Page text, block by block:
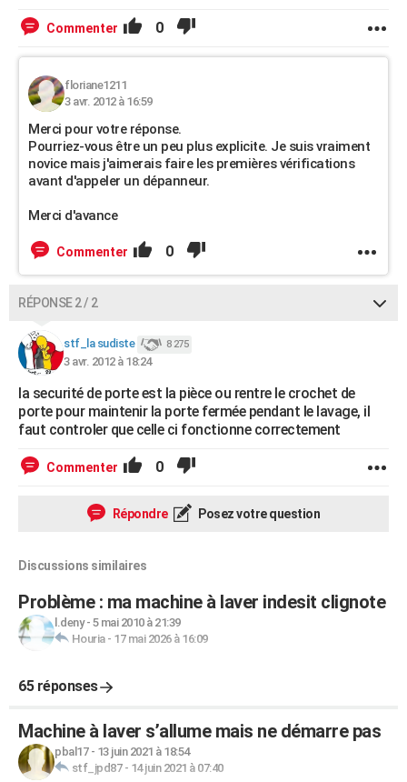
Commenter 0
floriane1211
3 avr. 2012 à 16:59
Merci pour votre réponse.
Pourriez-vous être un peu plus explicite. Je suis vraiment
novice mais j'aimerais faire les premières vérifications
avant d'appeler un dépanneur.
Merci d'avance
Commenter 0
RÉPONSE 2 / 2
stf_la sudiste 8 275
3 avr. 2012 à 18:24
la securité de porte est la pièce ou rentre le crochet de
porte pour maintenir la porte fermée pendant le lavage, il
faut controler que celle ci fonctionne correctement
Commenter 0
Répondre Posez votre question
Discussions similaires
Problème : ma machine à laver indesit clignote
l.deny- 5 mai 2010 à 21:39
Houria- 17 mai 2026 à 16:09
65 réponses
Machine à laver s’allume mais ne démarre pas
pbal17- 13 juin 2021 à 18:54
stf_jpd87- 14 juin 2021 à 07:40